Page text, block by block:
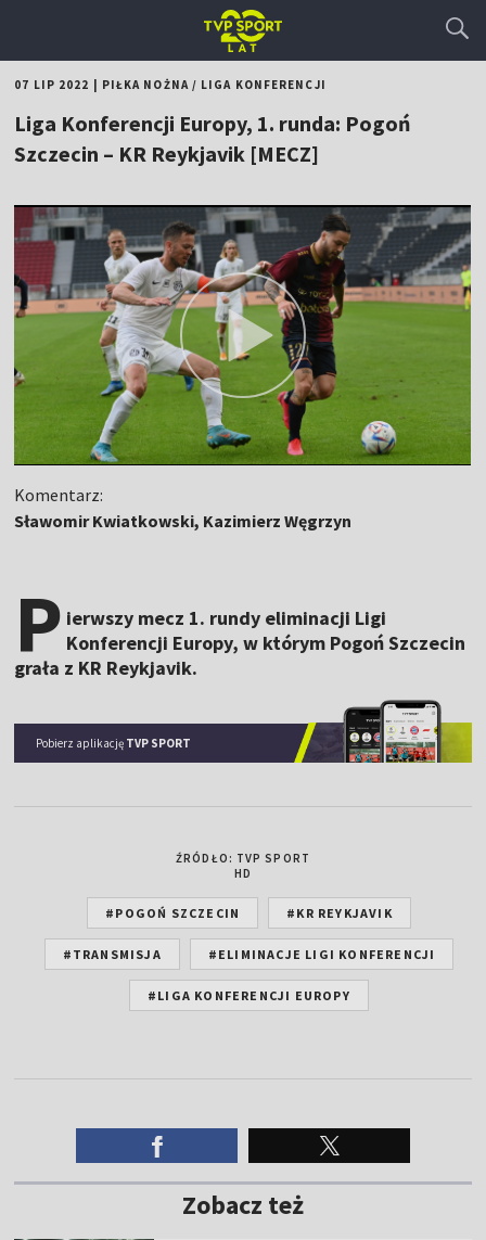
07 LIP 2022 PIŁKA NOŻNA/ LIGA KONFERENCJI
Liga Konferencji Europy, 1. runda: Pogoń
Szczecin – KR Reykjavik [MECZ]
Komentarz:
Sławomir Kwiatkowski, Kazimierz Węgrzyn
P ierwszy mecz 1. rundy eliminacji Ligi
Konferencji Europy, w którym Pogoń Szczecin
grała z KR Reykjavik.
Pobierz aplikację TVP SPORT
ŹRÓDŁO: TVP SPORT
HD
#POGOŃ SZCZECIN #KR REYKJAVIK
#TRANSMISJA #ELIMINACJE LIGI KONFERENCJI
#LIGA KONFERENCJI EUROPY
Zobacz też